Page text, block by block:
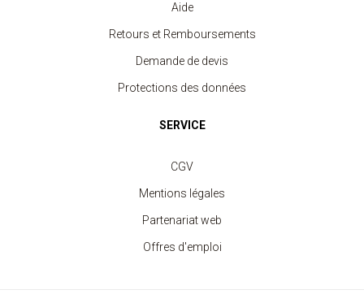
Aide
Retours et Remboursements
Demande de devis
Protections des données
SERVICE
CGV
Mentions légales
Partenariat web
Offres d'emploi